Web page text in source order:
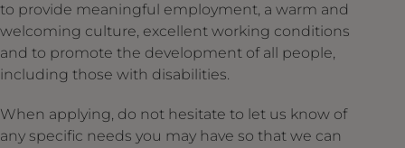
to provide meaningful employment, a warm and
welcoming culture, excellent working conditions
and to promote the development of all people,
including those with disabilities.
When applying, do not hesitate to let us know of
any specific needs you may have so that we can